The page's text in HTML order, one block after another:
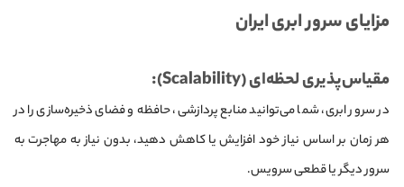
مزایای سرور ابری ایران
مقیاس‌پذیری لحظه‌ای (Scalability):
در سرور ابری، شما می‌توانید منابع پردازشی، حافظه و فضای ذخیره‌سازی را در
هر زمان بر اساس نیاز خود افزایش یا کاهش دهید، بدون نیاز به مهاجرت به
سرور دیگر یا قطعی سرویس.